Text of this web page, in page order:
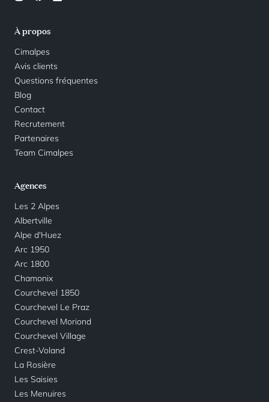
À propos
Cimalpes
Avis clients
Questions fréquentes
Blog
Contact
Recrutement
Partenaires
Team Cimalpes
Agences
Les 2 Alpes
Albertville
Alpe d'Huez
Arc 1950
Arc 1800
Chamonix
Courchevel 1850
Courchevel Le Praz
Courchevel Moriond
Courchevel Village
Crest-Voland
La Rosière
Les Saisies
Les Menuires